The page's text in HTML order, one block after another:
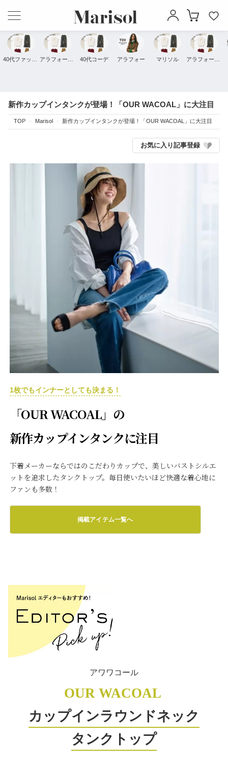
40代コーデ アラフォー マリソル
新作カップインタンクが登場！「OUR WACOAL」に大注目
TOP Marisol 新作カップインタンクが登場！「OUR WACOAL」に大注目
お気に入り記事登録
1枚でもインナーとしても決まる！
「OUR WACOAL」の
新作カップインタンクに注目
下着メーカーならではのこだわりカップで、美しいバストシルエ
ットを追求したタンクトップ。毎日使いたいほど快適な着心地に
ファンも多数！
掲載アイテム一覧へ
アワワコール
OUR WACOAL
カップインラウンドネック
タンクトップ